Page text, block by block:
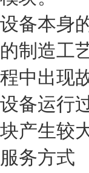
设备本身
的制造工
程中出现
设备运行
块产生较
服务方式